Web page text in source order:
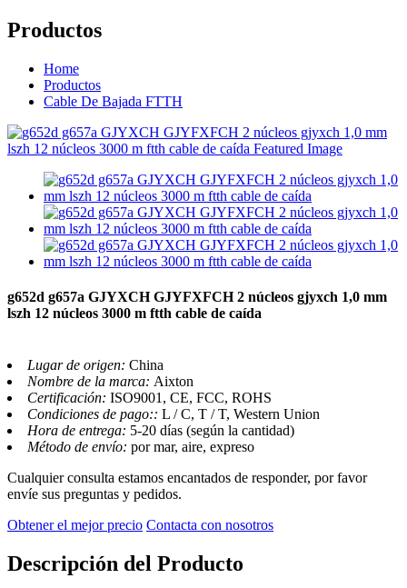
Productos
Home
Productos
Cable De Bajada FTTH
g652d g657a GJYXCH GJYFXFCH 2 núcleos gjyxch 1,0 mm
lszh 12 núcleos 3000 m ftth cable de caída
Lugar de origen: China
Nombre de la marca: Aixton
Certificación: ISO9001, CE, FCC, ROHS
Condiciones de pago:: L / C, T / T, Western Union
Hora de entrega: 5-20 días (según la cantidad)
Método de envío: por mar, aire, expreso
Cualquier consulta estamos encantados de responder, por favor
envíe sus preguntas y pedidos.
Obtener el mejor precio Contacta con nosotros
Descripción del Producto